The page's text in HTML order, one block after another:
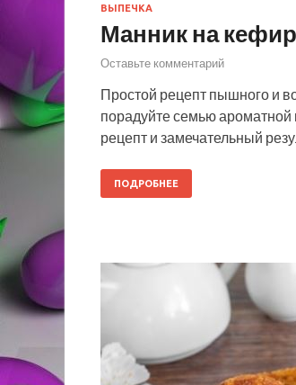
ВЫПЕЧКА
Манник на
Оставьте комментарий
Простой рецепт пышного и
порадуйте семью
рецепт и замечательный
ПОДРОБНЕЕ